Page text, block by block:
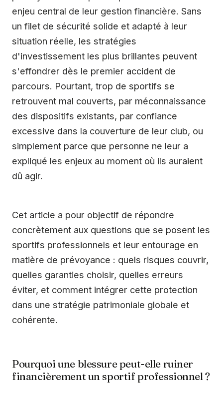
enjeu central de leur gestion financière. Sans
un filet de sécurité solide et adapté à leur
situation réelle, les stratégies
d'investissement les plus brillantes peuvent
s'effondrer dès le premier accident de
parcours. Pourtant, trop de sportifs se
retrouvent mal couverts, par méconnaissance
des dispositifs existants, par confiance
excessive dans la couverture de leur club, ou
simplement parce que personne ne leur a
expliqué les enjeux au moment où ils auraient
dû agir.
Cet article a pour objectif de répondre
concrètement aux questions que se posent les
sportifs professionnels et leur entourage en
matière de prévoyance : quels risques couvrir,
quelles garanties choisir, quelles erreurs
éviter, et comment intégrer cette protection
dans une stratégie patrimoniale globale et
cohérente.
Pourquoi une blessure peut-elle ruiner
financièrement un sportif professionnel ?